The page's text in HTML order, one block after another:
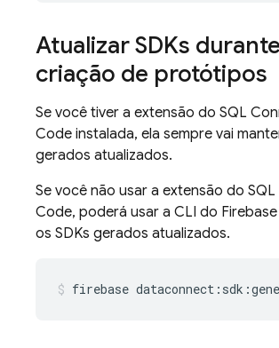
Atualizar SDKs
criação de protótipos
Se você tiver a extensão do SQL
Code instalada, ela sempre vai
gerados atualizados.
Se você não usar a extensão do
Code, poderá usar a CLI do
os SDKs gerados atualizados.
firebase